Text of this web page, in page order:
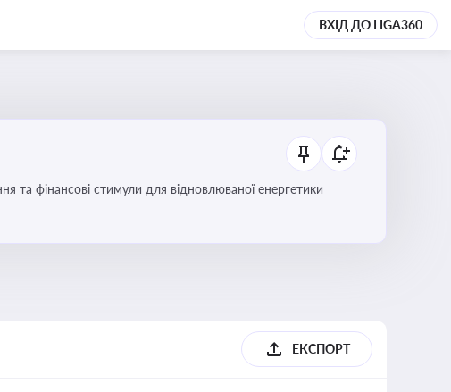
ВХІД ДО LIGA360
та фінансові стимули для відновлюваної енергетики
ЕКСПОРТ